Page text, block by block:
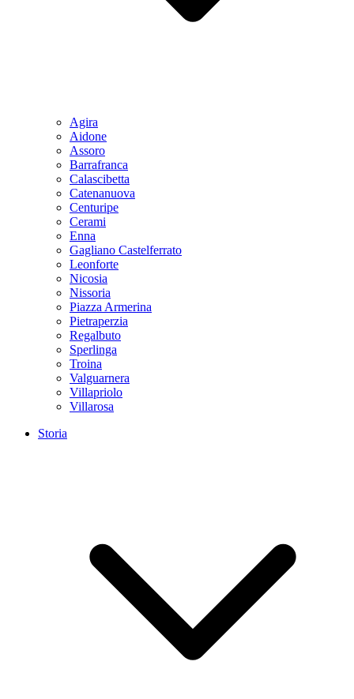
Agira
Aidone
Assoro
Barrafranca
Calascibetta
Catenanuova
Centuripe
Cerami
Enna
Gagliano Castelferrato
Leonforte
Nicosia
Nissoria
Piazza Armerina
Pietraperzia
Regalbuto
Sperlinga
Troina
Valguarnera
Villapriolo
Villarosa
Storia